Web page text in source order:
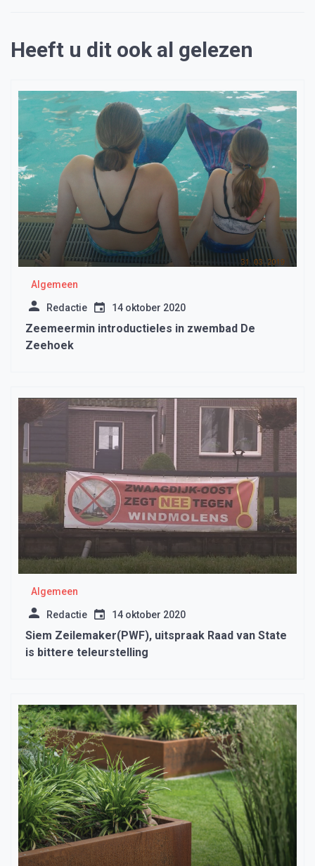
Heeft u dit ook al gelezen
Algemeen
Redactie 14 oktober 2020
Zeemeermin introductieles in zwembad De
Zeehoek
Algemeen
Redactie 14 oktober 2020
Siem Zeilemaker(PWF), uitspraak Raad van State
is bittere teleurstelling